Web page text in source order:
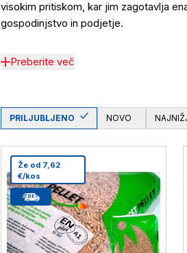
visokim pritiskom, kar jim zagotavlja
gospodinjstvo in podjetje.
Preberite več
PRILJUBLJENO NOVO
Že od 7,62
€/kos